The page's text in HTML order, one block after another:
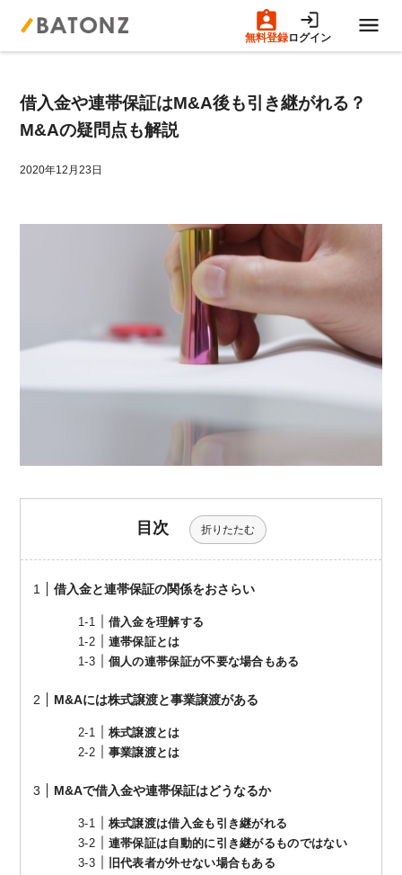
無料登録ログイン
M&A案件一覧
売りたい方へ
買いたい方へ
M&A専門家の方へ
借入金や連帯保証はM&A後も引き継がれる？
M&Aの疑問点も解説
2020年12月23日
目次 折りたたむ
借入金と連帯保証の関係をおさらい
借入金を理解する
連帯保証とは
個人の連帯保証が不要な場合もある
M&Aには株式譲渡と事業譲渡がある
株式譲渡とは
事業譲渡とは
M&Aで借入金や連帯保証はどうなるか
株式譲渡は借入金も引き継がれる
連帯保証は自動的に引き継がるものではない
旧代表者が外せない場合もある